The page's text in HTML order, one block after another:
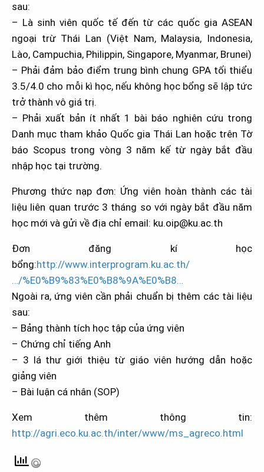
sau:
– Là sinh viên quốc tế đến từ các quốc gia ASEAN
ngoại trừ Thái Lan (Việt Nam, Malaysia, Indonesia,
Lào, Campuchia, Philippin, Singapore, Myanmar, Brunei)
– Phải đảm bảo điểm trung bình chung GPA tối thiểu
3.5/4.0 cho mỗi kì học, nếu không học bổng sẽ lập tức
trở thành vô giá trị.
– Phải xuất bản ít nhất 1 bài báo nghiên cứu trong
Danh mục tham khảo Quốc gia Thái Lan hoặc trên Tờ
báo Scopus trong vòng 3 năm kế từ ngày bắt đầu
nhập học tại trường.
Phương thức nạp đơn: Ứng viên hoàn thành các tài
liệu liên quan trước 3 tháng so với ngày bắt đầu năm
học mới và gửi về địa chỉ email: ku.oip@ku.ac.th
Đơn đăng kí học
bổng:http://www.interprogram.ku.ac.th/
…/%E0%B9%83%E0%B8%9A%E0%B8…
Ngoài ra, ứng viên cần phải chuẩn bị thêm các tài liệu
sau:
– Bảng thành tích học tập của ứng viên
– Chứng chỉ tiếng Anh
– 3 lá thư giới thiệu từ giáo viên hướng dẫn hoặc
giảng viên
– Bài luận cá nhân (SOP)
Xem thêm thông tin:
http://agri.eco.ku.ac.th/inter/www/ms_agreco.html